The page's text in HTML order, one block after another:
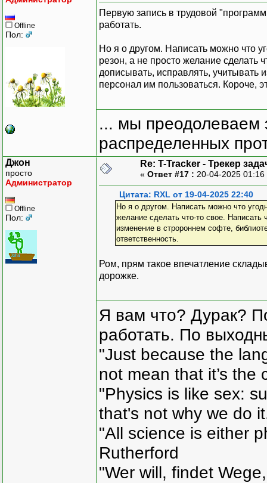
Offline
Пол:
Первую запись в трудовой
работать.
Но я о другом. Написать можно что
резон, а не просто желание сделать
дописывать, исправлять, учитывать
персонал им пользоваться. Короче,
... мы преодолеваем
распределенных
Джон
просто
Администратор
Offline
Пол:
Re: T-Tracker - Трекер
« Ответ #17 : 20-04-2025
Цитата: RXL от 19-04-2025 22:40
Но я о другом. Написать можно что
желание сделать что-то свое.
изменение в стророннем софте,
ответственность.
Ром, прям такое впечатление
дорожке.
Я вам что? Дурак?
работать. По
"Just because the
not mean that it’s the
"Physics is like sex:
that's not why we do
"All science is either
Rutherford
"Wer will, findet